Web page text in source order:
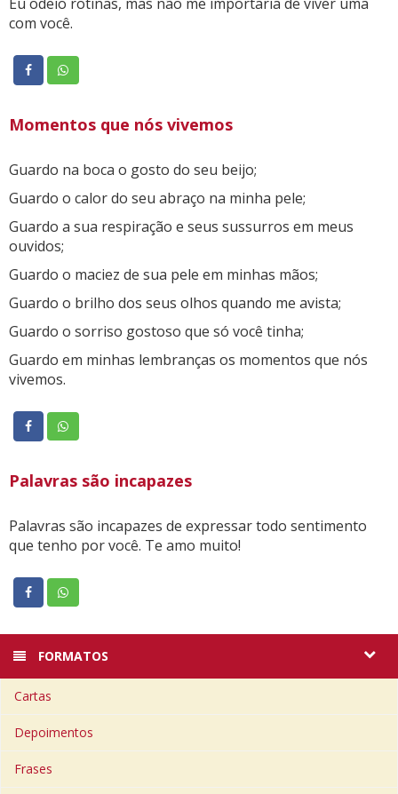
com você.
Momentos que nós vivemos
Guardo na boca o gosto do seu beijo;
Guardo o calor do seu abraço na minha pele;
Guardo a sua respiração e seus sussurros em meus
ouvidos;
Guardo o maciez de sua pele em minhas mãos;
Guardo o brilho dos seus olhos quando me avista;
Guardo o sorriso gostoso que só você tinha;
Guardo em minhas lembranças os momentos que nós
vivemos.
Palavras são incapazes
Palavras são incapazes de expressar todo sentimento
que tenho por você. Te amo muito!
FORMATOS
Cartas
Depoimentos
Frases